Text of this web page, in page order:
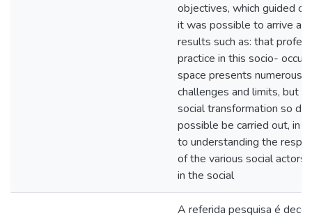
objectives, which guided
it was possible to arrive at
results such as: that
practice in this socio-
space presents numerous
challenges and limits, but
social transformation so
possible be carried out, in
to understanding the
of the various social actors
in the social
A referida pesquisa é